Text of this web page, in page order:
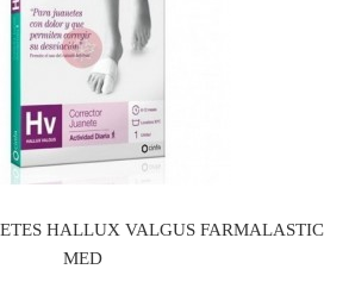
HALLUX VALGUS FARMALASTIC
MED